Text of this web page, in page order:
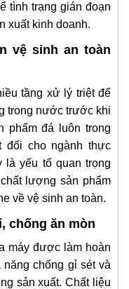
tình trạng gián đoạn
xuất kinh doanh.
vệ sinh an toàn
tầng xử lý triệt để
trong nước trước khi
phẩm đá luôn trong
đối cho ngành thực
là yếu tố quan trọng
lượng sản phẩm
về vệ sinh an toàn.
chống ăn mòn
máy được làm hoàn
chống gỉ sét và
sản xuất. Chất liệu